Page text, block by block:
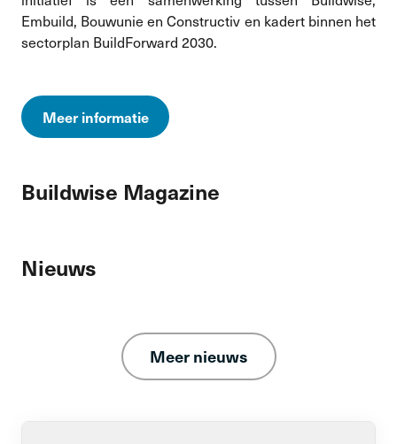
Embuild, Bouwunie en Constructiv en kadert binnen het
sectorplan BuildForward 2030.
Meer informatie
Buildwise Magazine
Nieuws
Meer nieuws